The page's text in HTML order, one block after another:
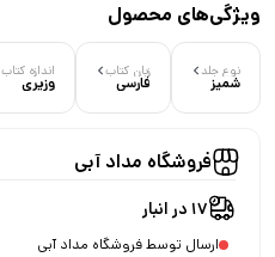
ویژگی‌های محصول
نوع جلد
شمیز
زبان کتاب
فارسی
اندازه کتاب
وزیری
فروشگاه مداد آبی
17 در انبار
ارسال توسط فروشگاه مداد آبی